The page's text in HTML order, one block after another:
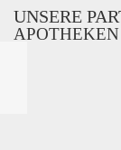
UNSERE